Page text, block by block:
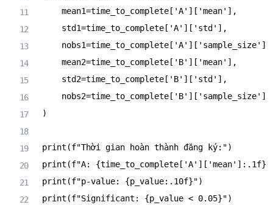
    mean1
=time_to_complete[ 'A' ] [ 'mean' ] ,
    std1
=time_to_complete[ 'A' ] [ 'std' ] ,
    nobs1
=time_to_complete[ 'A' ] [ 'sample_size' ]
    mean2
=time_to_complete[ 'B' ] [ 'mean' ] ,
    std2
=time_to_complete[ 'B' ] [ 'std' ] ,
    nobs2
=time_to_complete[ 'B' ] [ 'sample_size' ]
)
print (f"Thời gian hoàn thành đăng ký:")
print (f"A: {time_to_complete[ 'A' ] [ 'mean' ] : .1f}
print (f"p-value: {p_value: .10f}")
print (f"Significant: {p_value < 0.05}")